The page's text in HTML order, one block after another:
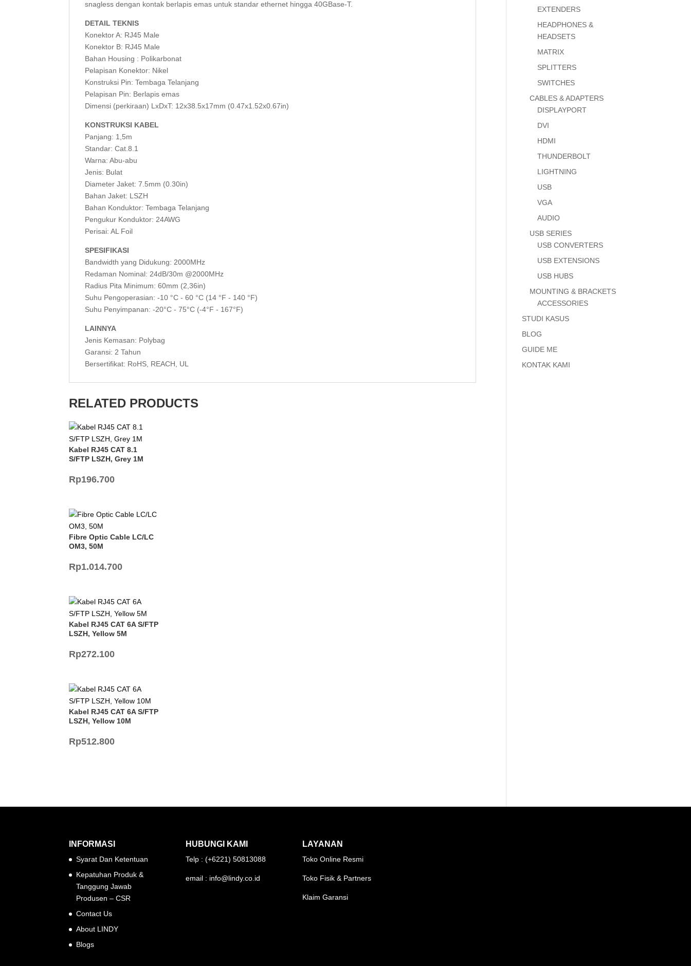
snagless dengan kontak berlapis emas untuk standar ethernet hingga 40GBase-T.
DETAIL TEKNIS
Konektor A: RJ45 Male
Konektor B: RJ45 Male
Bahan Housing : Polikarbonat
Pelapisan Konektor: Nikel
Konstruksi Pin: Tembaga Telanjang
Pelapisan Pin: Berlapis emas
Dimensi (perkiraan) LxDxT: 12x38.5x17mm (0.47x1.52x0.67in)
KONSTRUKSI KABEL
Panjang: 1,5m
Standar: Cat.8.1
Warna: Abu-abu
Jenis: Bulat
Diameter Jaket: 7.5mm (0.30in)
Bahan Jaket: LSZH
Bahan Konduktor: Tembaga Telanjang
Pengukur Konduktor: 24AWG
Perisai: AL Foil
SPESIFIKASI
Bandwidth yang Didukung: 2000MHz
Redaman Nominal: 24dB/30m @2000MHz
Radius Pita Minimum: 60mm (2,36in)
Suhu Pengoperasian: -10 °C - 60 °C (14 °F - 140 °F)
Suhu Penyimpanan: -20°C - 75°C (-4°F - 167°F)
LAINNYA
Jenis Kemasan: Polybag
Garansi: 2 Tahun
Bersertifikat: RoHS, REACH, UL
RELATED PRODUCTS
Kabel RJ45 CAT 8.1
S/FTP LSZH, Grey 1M
Rp196.700
Fibre Optic Cable LC/LC
OM3, 50M
Rp1.014.700
Kabel RJ45 CAT 6A S/FTP
LSZH, Yellow 5M
Rp272.100
Kabel RJ45 CAT 6A S/FTP
LSZH, Yellow 10M
Rp512.800
EXTENDERS
HEADPHONES &
HEADSETS
MATRIX
SPLITTERS
SWITCHES
CABLES & ADAPTERS
DISPLAYPORT
DVI
HDMI
THUNDERBOLT
LIGHTNING
USB
VGA
AUDIO
USB SERIES
USB CONVERTERS
USB EXTENSIONS
USB HUBS
MOUNTING & BRACKETS
ACCESSORIES
STUDI KASUS
BLOG
GUIDE ME
KONTAK KAMI
INFORMASI
Syarat Dan Ketentuan
Kepatuhan Produk &
Tanggung Jawab
Produsen – CSR
Contact Us
About LINDY
Blogs
HUBUNGI KAMI
Telp : (+6221) 50813088
email : info@lindy.co.id
LAYANAN
Toko Online Resmi
Toko Fisik & Partners
Klaim Garansi